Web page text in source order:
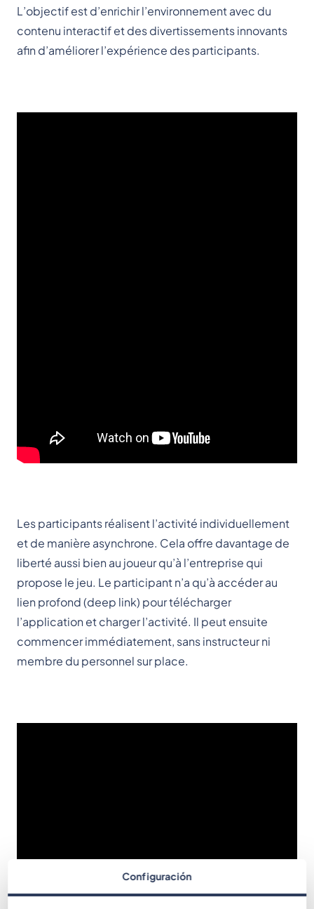
L’objectif est d’enrichir l’environnement avec du
contenu interactif et des divertissements innovants
afin d’améliorer l’expérience des participants.
Les participants réalisent l’activité individuellement
et de manière asynchrone. Cela offre davantage de
liberté aussi bien au joueur qu’à l’entreprise qui
propose le jeu. Le participant n’a qu’à accéder au
lien profond (deep link) pour télécharger
l’application et charger l’activité. Il peut ensuite
commencer immédiatement, sans instructeur ni
membre du personnel sur place.
Configuración